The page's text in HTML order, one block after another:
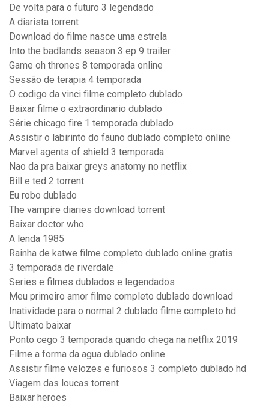
De volta para o futuro 3 legendado
A diarista torrent
Download do filme nasce uma estrela
Into the badlands season 3 ep 9 trailer
Game oh thrones 8 temporada online
Sessão de terapia 4 temporada
O codigo da vinci filme completo dublado
Baixar filme o extraordinario dublado
Série chicago fire 1 temporada dublado
Assistir o labirinto do fauno dublado completo online
Marvel agents of shield 3 temporada
Nao da pra baixar greys anatomy no netflix
Bill e ted 2 torrent
Eu robo dublado
The vampire diaries download torrent
Baixar doctor who
A lenda 1985
Rainha de katwe filme completo dublado online gratis
3 temporada de riverdale
Series e filmes dublados e legendados
Meu primeiro amor filme completo dublado download
Inatividade para o normal 2 dublado filme completo hd
Ultimato baixar
Ponto cego 3 temporada quando chega na netflix 2019
Filme a forma da agua dublado online
Assistir filme velozes e furiosos 3 completo dublado hd
Viagem das loucas torrent
Baixar heroes